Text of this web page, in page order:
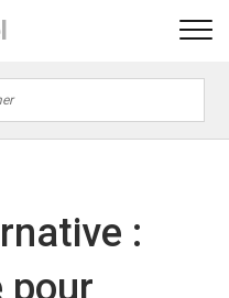
:
pour